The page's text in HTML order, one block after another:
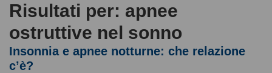
Risultati per: apnee
ostruttive nel sonno
Insonnia e apnee notturne: che relazione
c’è?